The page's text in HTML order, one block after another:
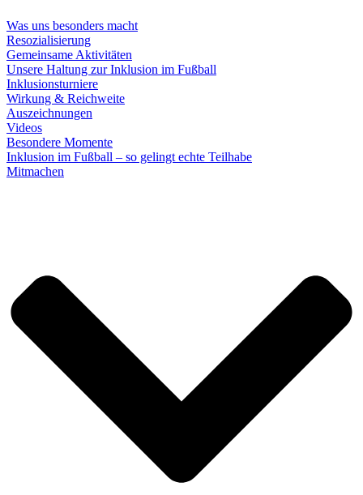
Was uns besonders macht
Resozialisierung
Gemeinsame Aktivitäten
Unsere Haltung zur Inklusion im Fußball
Inklusionsturniere
Wirkung & Reichweite
Auszeichnungen
Videos
Besondere Momente
Inklusion im Fußball – so gelingt echte Teilhabe
Mitmachen